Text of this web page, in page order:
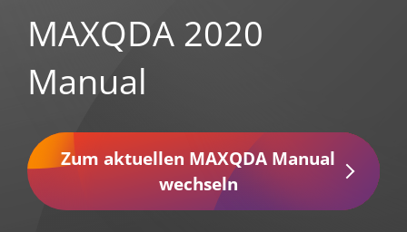
MAXQDA 2020
Manual
Zum aktuellen MAXQDA Manual
wechseln